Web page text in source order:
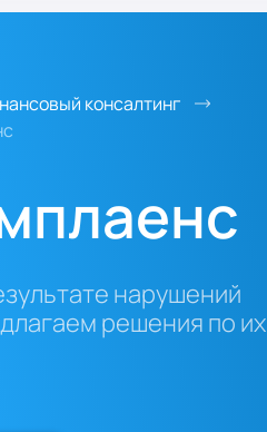
консалтинг
нарушений
решения по их